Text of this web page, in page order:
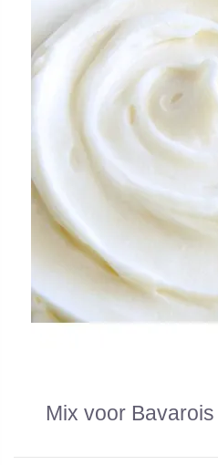
Mix voor